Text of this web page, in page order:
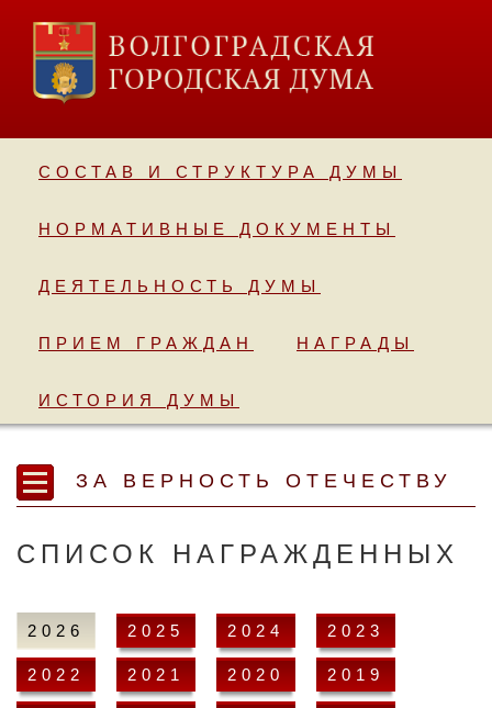
СОСТАВ И СТРУКТУРА ДУМЫ
НОРМАТИВНЫЕ ДОКУМЕНТЫ
ДЕЯТЕЛЬНОСТЬ ДУМЫ
ПРИЕМ ГРАЖДАН НАГРАДЫ
ИСТОРИЯ ДУМЫ
ЗА ВЕРНОСТЬ ОТЕЧЕСТВУ
СПИСОК НАГРАЖДЕННЫХ
2026 2025 2024 2023
2022 2021 2020 2019